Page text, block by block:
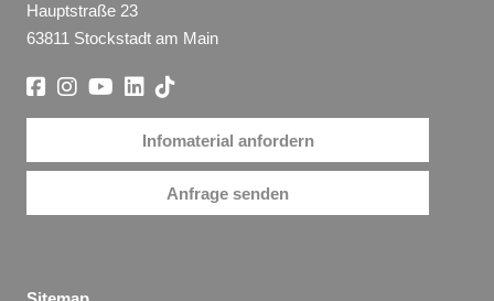
Hauptstraße 23
63811 Stockstadt am Main
Infomaterial anfordern
Anfrage senden